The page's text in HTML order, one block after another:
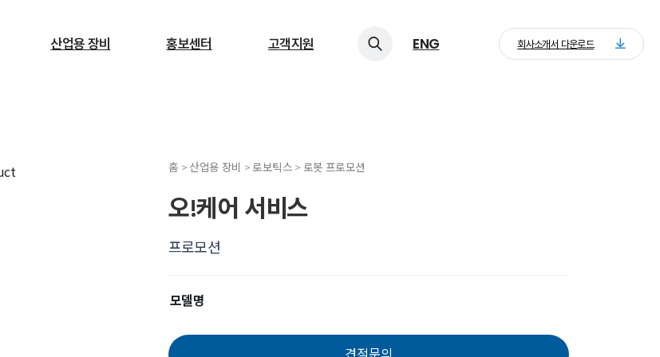
산업용 장비 홍보센터 고객지원 ENG 회사소개서 다운로드
홈 > 산업용 장비 > 로보틱스 > 로봇 프로모션
오!케어 서비스
프로모션
모델명